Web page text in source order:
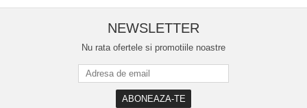
NEWSLETTER
Nu rata ofertele si promotiile noastre